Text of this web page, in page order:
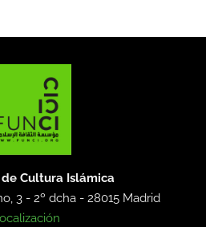
Cultura Islámica
3 - 2º dcha -28015 Madrid